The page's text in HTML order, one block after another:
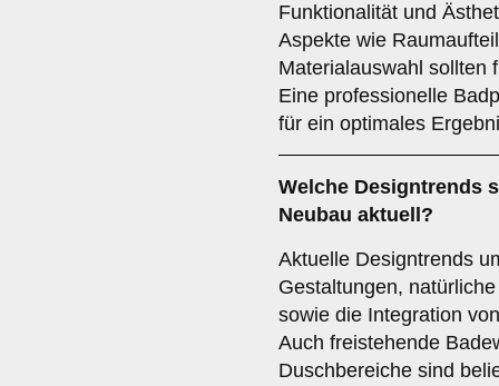
Funktionalität und
Aspekte wie
Materialauswahl sollten
Eine professionelle
für ein optimales
Welche Designtrends
Neubau aktuell?
Aktuelle Designtrends
Gestaltungen,
sowie die Integration
Auch freistehende
Duschbereiche sind